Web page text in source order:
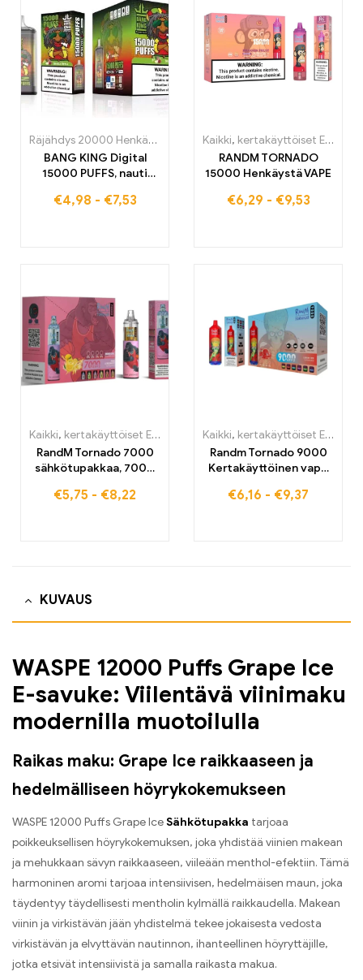
Räjähdys 20000 Henkäystä kertakäyttöiset E-savut,
BANG KING Digital
15000 PUFFS, nauti
kokemuksesta
€4,98 - €7,53
Kaikki, kertakäyttöiset E-savut
RANDM TORNADO
15000 Henkäystä VAPE
€6,29 - €9,53
Kaikki, kertakäyttöiset E-savut
Kertakäyttöiset sähkötupakat
RandM Tornado 7000
sähkötupakkaa, 7000
varastosta
€5,75 - €8,22
Kaikki, kertakäyttöiset E-savut
Randm Tornado 9000
Kertakäyttöinen vape
varastossa
€6,16 - €9,37
KUVAUS
WASPE 12000 Puffs Grape Ice
E-savuke: Viilentävä viinimaku
modernilla muotoilulla
Raikas maku: Grape Ice raikkaaseen ja
hedelmälliseen höyrykokemukseen
WASPE 12000 Puffs Grape IceSähkötupakka tarjoaa
poikkeuksellisen höyrykokemuksen, joka yhdistää viinien makean
ja mehukkaan sävyn raikkaaseen, viileään menthol-efektiin. Tämä
harmoninen aromi tarjoaa intensiivisen, hedelmäisen maun, joka
täydentyy täydellisesti mentholin kylmällä raikkaudella. Makean
viinin ja virkistävän jään yhdistelmä tekee jokaisesta vedosta
virkistävän ja elvyttävän nautinnon, ihanteellinen höyryttäjille,
jotka etsivät intensiivistä ja samalla raikasta makua.